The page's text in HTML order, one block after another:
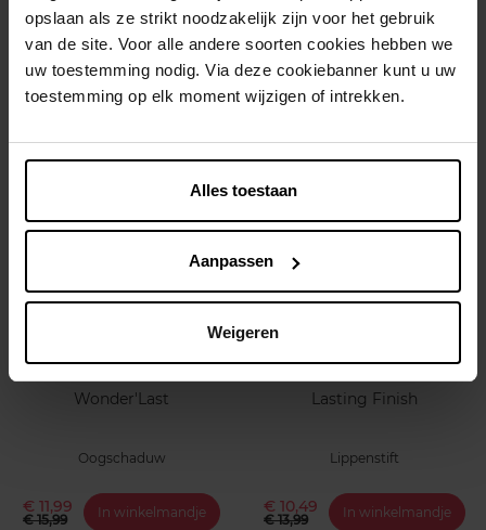
opslaan als ze strikt noodzakelijk zijn voor het gebruik
van de site. Voor alle andere soorten cookies hebben we
uw toestemming nodig. Via deze cookiebanner kunt u uw
toestemming op elk moment wijzigen of intrekken.
Alles toestaan
Aanpassen
Weigeren
Thrill Seeker Glassy Gloss
Lipgloss
€ 15,99
Thrill Seeker Glassy Gloss
Lipgloss
€ 15,99
-25%
RIMMEL LONDON
Wonder'Last
Oogschaduw
€ 11,99
€ 15,99 In winkelmandje
-25%
RIMMEL LONDON
Lasting Finish
Lippenstift
€ 10,49
€ 13,99 In winkelmandje